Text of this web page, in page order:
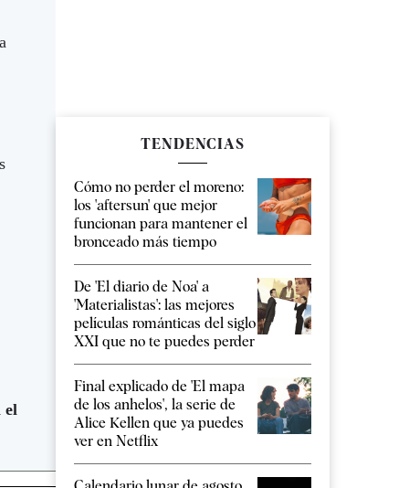
el
TENDENCIAS
Cómo no perder el moreno:
los 'aftersun' que mejor
funcionan para mantener el
bronceado más tiempo
De 'El diario de Noa' a
'Materialistas': las mejores
películas románticas del siglo
XXI que no te puedes perder
Final explicado de 'El mapa
de los anhelos', la serie de
Alice Kellen que ya puedes
ver en Netflix